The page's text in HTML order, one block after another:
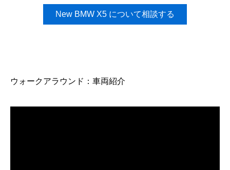
New BMW X5 について相談する
ウォークアラウンド：車両紹介